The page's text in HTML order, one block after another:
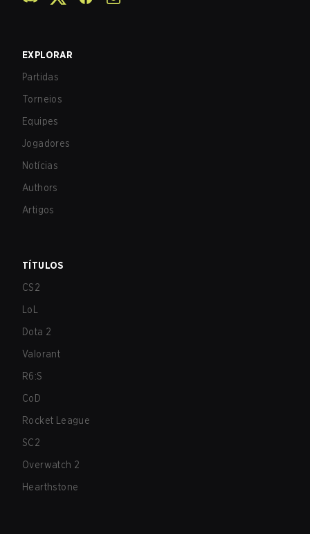
EXPLORAR
Partidas
Torneios
Equipes
Jogadores
Notícias
Authors
Artigos
TÍTULOS
CS2
LoL
Dota 2
Valorant
R6:S
CoD
Rocket League
SC2
Overwatch 2
Hearthstone